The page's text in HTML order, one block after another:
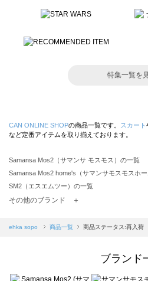
特集一覧を
CAN ONLINE SHOPの商品一覧です。 スカート
など定番アイテムを取り揃えております。
Samansa Mos2（サマンサ モスモス）の一覧
Samansa Mos2 home's（サマンサモスモスホ
SM2（エスエムツー）の一覧
TSUHARU by Samansa Mos2（ツハルバイサマ
Samansa Mos2 blue（サマンサモスモス ブル
Te chichi（テチチ）の一覧
その他のブランド ＋
ehka sopo 商品一覧 商品ステータス:再入荷
ブランド